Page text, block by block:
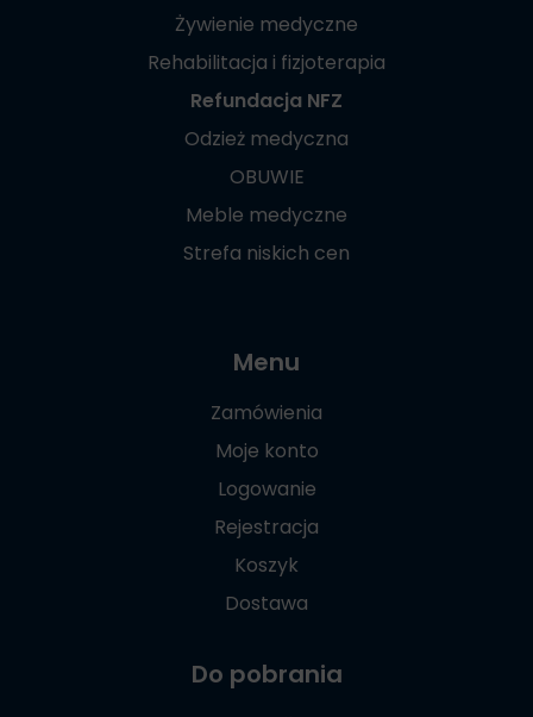
Żywienie medyczne
Rehabilitacja i fizjoterapia
Refundacja NFZ
Odzież medyczna
OBUWIE
Meble medyczne
Strefa niskich cen
Menu
Zamówienia
Moje konto
Logowanie
Rejestracja
Koszyk
Dostawa
Do pobrania